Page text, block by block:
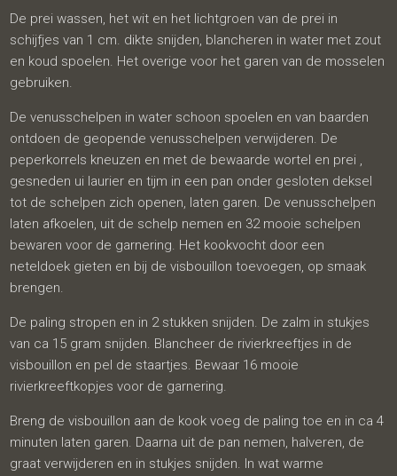
De prei wassen, het wit en het lichtgroen van de prei in
schijfjes van 1 cm. dikte snijden, blancheren in water met zout
en koud spoelen. Het overige voor het garen van de mosselen
gebruiken.
De venusschelpen in water schoon spoelen en van baarden
ontdoen de geopende venusschelpen verwijderen. De
peperkorrels kneuzen en met de bewaarde wortel en prei ,
gesneden ui laurier en tijm in een pan onder gesloten deksel
tot de schelpen zich openen, laten garen. De venusschelpen
laten afkoelen, uit de schelp nemen en 32 mooie schelpen
bewaren voor de garnering. Het kookvocht door een
neteldoek gieten en bij de visbouillon toevoegen, op smaak
brengen.
De paling stropen en in 2 stukken snijden. De zalm in stukjes
van ca 15 gram snijden. Blancheer de rivierkreeftjes in de
visbouillon en pel de staartjes. Bewaar 16 mooie
rivierkreeftkopjes voor de garnering.
Breng de visbouillon aan de kook voeg de paling toe en in ca 4
minuten laten garen. Daarna uit de pan nemen, halveren, de
graat verwijderen en in stukjes snijden. In wat warme